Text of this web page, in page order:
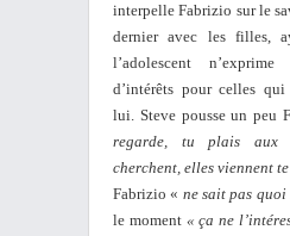
interpelle Fabrizio sur le
dernier avec les filles,
l’adolescent
d’intérêts pour celles qui
lui. Steve pousse un peu
regarde, tu plais aux
cherchent, elles viennent
Fabrizio « ne sait pas
le moment « ça ne